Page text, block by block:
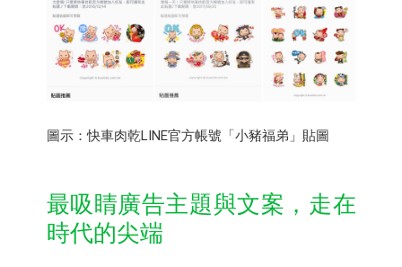
圖示：快車肉乾LINE官方帳號「小豬福弟」貼圖
最吸睛廣告主題與文案，走在
時代的尖端